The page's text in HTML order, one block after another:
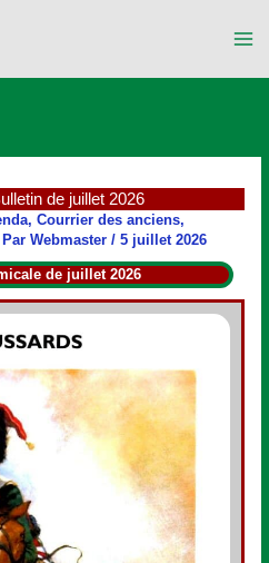
de juillet 2026
,Courrier des anciens,
ParWebmaster/5 juillet 2026
de juillet 2026